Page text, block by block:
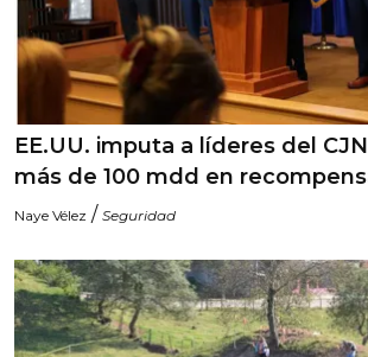
EE.UU. imputa a líderes del
más de 100 mdd en
Naye Vélez / Seguridad